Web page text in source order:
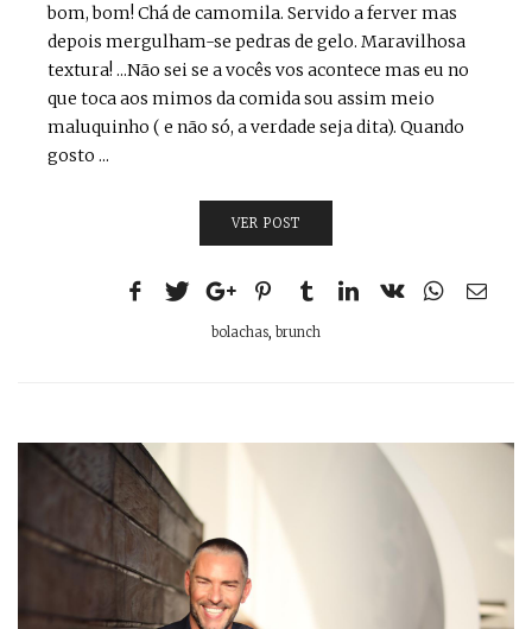
bom, bom! Chá de camomila. Servido a ferver mas
depois mergulham-se pedras de gelo. Maravilhosa
textura! ...Não sei se a vocês vos acontece mas eu no
que toca aos mimos da comida sou assim meio
maluquinho ( e não só, a verdade seja dita). Quando
gosto ...
VER POST
bolachas, brunch